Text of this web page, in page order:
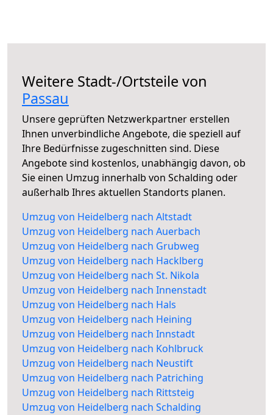
Weitere Stadt-/Ortsteile von
Passau
Unsere geprüften Netzwerkpartner erstellen
Ihnen unverbindliche Angebote, die speziell auf
Ihre Bedürfnisse zugeschnitten sind. Diese
Angebote sind kostenlos, unabhängig davon, ob
Sie einen Umzug innerhalb von Schalding oder
außerhalb Ihres aktuellen Standorts planen.
Umzug von Heidelberg nach Altstadt
Umzug von Heidelberg nach Auerbach
Umzug von Heidelberg nach Grubweg
Umzug von Heidelberg nach Hacklberg
Umzug von Heidelberg nach St. Nikola
Umzug von Heidelberg nach Innenstadt
Umzug von Heidelberg nach Hals
Umzug von Heidelberg nach Heining
Umzug von Heidelberg nach Innstadt
Umzug von Heidelberg nach Kohlbruck
Umzug von Heidelberg nach Neustift
Umzug von Heidelberg nach Patriching
Umzug von Heidelberg nach Rittsteig
Umzug von Heidelberg nach Schalding